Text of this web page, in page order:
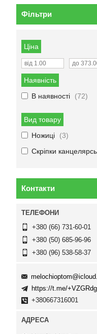
Фільтри
Ціна
Наявність
В наявності
72
Вид товару
Ножиці
3
Скріпки
Контакти
+380 (66) 731-60-01
+380 (50) 685-96-96
+380 (96) 538-58-37
https://t.me/
+380667316001